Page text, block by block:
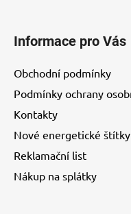
Informace pro Vás
Obchodní podmínky
Podmínky ochrany
Kontakty
Nové energetické štítky
Reklamační list
Nákup na splátky